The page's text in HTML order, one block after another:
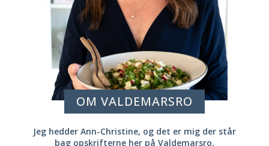
OM VALDEMARSRO
Jeg hedder Ann-Christine, og det er mig der står
bag opskrifterne her på Valdemarsro.